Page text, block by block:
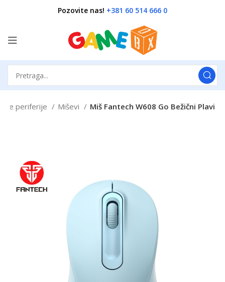
Pozovite nas! +381 60 514 666 0
periferije Miševi Miš Fantech W608 Go Bežični Plavi